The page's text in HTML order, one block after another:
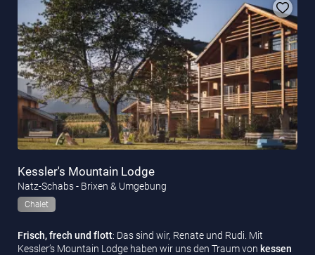
Kessler's Mountain Lodge
Natz-Schabs - Brixen & Umgebung
Chalet
Frisch, frech und flott: Das sind wir, Renate und Rudi. Mit
Kessler’s Mountain Lodge haben wir uns den Traum von kessen